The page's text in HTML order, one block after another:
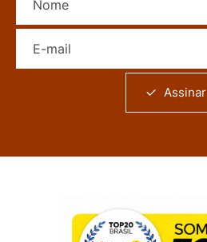
Assinar